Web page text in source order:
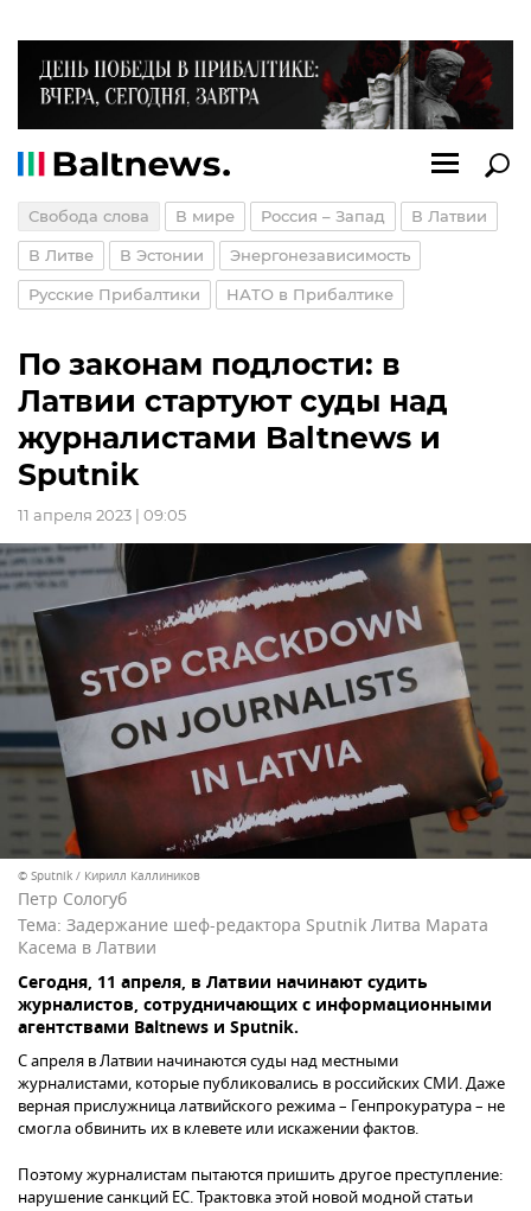
Свобода слова В мире Россия – Запад В Латвии
В Литве В Эстонии Энергонезависимость
Русские Прибалтики НАТО в Прибалтике
По законам подлости: в
Латвии стартуют суды над
журналистами Baltnews и
Sputnik
11 апреля 2023 | 09:05
© Sputnik / Кирилл Каллиников
Петр Сологуб
Тема: Задержание шеф-редактора Sputnik Литва Марата
Касема в Латвии
Сегодня, 11 апреля, в Латвии начинают судить
журналистов, сотрудничающих с информационными
агентствами Baltnews и Sputnik.
С апреля в Латвии начинаются суды над местными
журналистами, которые публиковались в российских СМИ. Даже
верная прислужница латвийского режима – Генпрокуратура – не
смогла обвинить их в клевете или искажении фактов.
Поэтому журналистам пытаются пришить другое преступление:
нарушение санкций ЕС. Трактовка этой новой модной статьи